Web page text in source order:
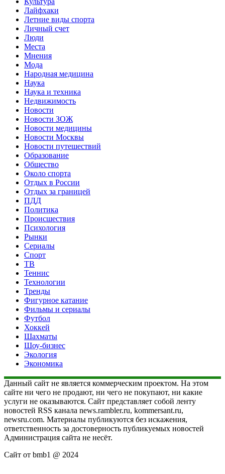
Лайфхаки
Летние виды спорта
Личный счет
Люди
Места
Мнения
Мода
Народная медицина
Наука
Наука и техника
Недвижимость
Новости
Новости ЗОЖ
Новости медицины
Новости Москвы
Новости путешествий
Образование
Общество
Около спорта
Отдых в России
Отдых за границей
ПДД
Политика
Происшествия
Психология
Рынки
Сериалы
Спорт
ТВ
Теннис
Технологии
Тренды
Фигурное катание
Фильмы и сериалы
Футбол
Хоккей
Шахматы
Шоу-бизнес
Экология
Экономика
Данный сайт не является коммерческим проектом. На этом
сайте ни чего не продают, ни чего не покупают, ни какие
услуги не оказываются. Сайт представляет собой ленту
новостей RSS канала news.rambler.ru, kommersant.ru,
newsru.com. Материалы публикуются без искажения,
ответственность за достоверность публикуемых новостей
Администрация сайта не несёт.
Сайт от bmb1 @ 2024